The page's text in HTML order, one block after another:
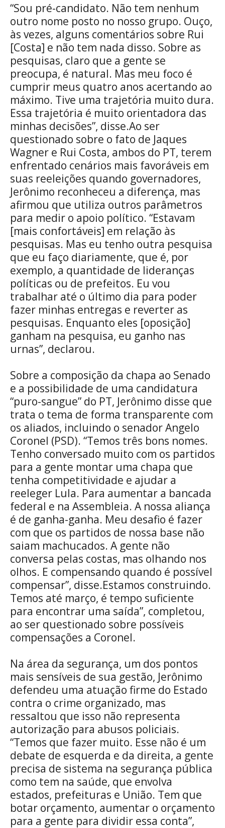
“Sou pré-candidato. Não tem nenhum
outro nome posto no nosso grupo. Ouço,
às vezes, alguns comentários sobre Rui
[Costa] e não tem nada disso. Sobre as
pesquisas, claro que a gente se
preocupa, é natural. Mas meu foco é
cumprir meus quatro anos acertando ao
máximo. Tive uma trajetória muito dura.
Essa trajetória é muito orientadora das
minhas decisões”, disse.Ao ser
questionado sobre o fato de Jaques
Wagner e Rui Costa, ambos do PT, terem
enfrentado cenários mais favoráveis em
suas reeleições quando governadores,
Jerônimo reconheceu a diferença, mas
afirmou que utiliza outros parâmetros
para medir o apoio político. “Estavam
[mais confortáveis] em relação às
pesquisas. Mas eu tenho outra pesquisa
que eu faço diariamente, que é, por
exemplo, a quantidade de lideranças
políticas ou de prefeitos. Eu vou
trabalhar até o último dia para poder
fazer minhas entregas e reverter as
pesquisas. Enquanto eles [oposição]
ganham na pesquisa, eu ganho nas
urnas”, declarou.
Sobre a composição da chapa ao Senado
e a possibilidade de uma candidatura
“puro-sangue” do PT, Jerônimo disse que
trata o tema de forma transparente com
os aliados, incluindo o senador Angelo
Coronel (PSD). “Temos três bons nomes.
Tenho conversado muito com os partidos
para a gente montar uma chapa que
tenha competitividade e ajudar a
reeleger Lula. Para aumentar a bancada
federal e na Assembleia. A nossa aliança
é de ganha-ganha. Meu desafio é fazer
com que os partidos de nossa base não
saiam machucados. A gente não
conversa pelas costas, mas olhando nos
olhos. E compensando quando é possível
compensar”, disse.Estamos construindo.
Temos até março, é tempo suficiente
para encontrar uma saída”, completou,
ao ser questionado sobre possíveis
compensações a Coronel.
Na área da segurança, um dos pontos
mais sensíveis de sua gestão, Jerônimo
defendeu uma atuação firme do Estado
contra o crime organizado, mas
ressaltou que isso não representa
autorização para abusos policiais.
“Temos que fazer muito. Esse não é um
debate de esquerda e da direita, a gente
precisa de sistema na segurança pública
como tem na saúde, que envolva
estados, prefeituras e União. Tem que
botar orçamento, aumentar o orçamento
para a gente para dividir essa conta”,